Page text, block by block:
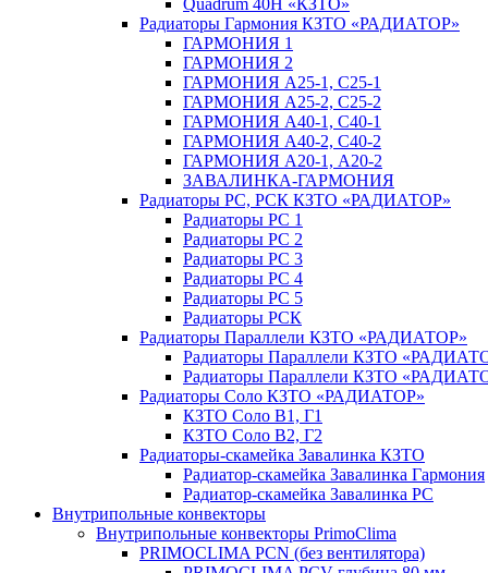
Quadrum 40H «КЗТО»
Радиаторы Гармония КЗТО «РАДИАТОР»
ГАРМОНИЯ 1
ГАРМОНИЯ 2
ГАРМОНИЯ А25-1, С25-1
ГАРМОНИЯ А25-2, С25-2
ГАРМОНИЯ А40-1, С40-1
ГАРМОНИЯ А40-2, С40-2
ГАРМОНИЯ А20-1, А20-2
ЗАВАЛИНКА-ГАРМОНИЯ
Радиаторы РС, РСК КЗТО «РАДИАТОР»
Радиаторы РС 1
Радиаторы РС 2
Радиаторы РС 3
Радиаторы РС 4
Радиаторы РС 5
Радиаторы РСК
Радиаторы Параллели КЗТО «РАДИАТОР»
Радиаторы Параллели КЗТО
Радиаторы Параллели КЗТО
Радиаторы Соло КЗТО «РАДИАТОР»
КЗТО Соло В1, Г1
КЗТО Соло В2, Г2
Радиаторы-скамейка Завалинка КЗТО
Радиатор-скамейка Завалинка Гармония
Радиатор-скамейка Завалинка РС
Внутрипольные конвекторы
Внутрипольные конвекторы PrimoClima
PRIMOCLIMA PCN (без вентилятора)